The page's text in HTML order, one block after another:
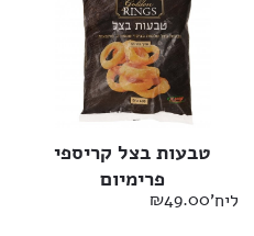
טבעות בצל קריספי
פרימיום
ליח' ₪49.00